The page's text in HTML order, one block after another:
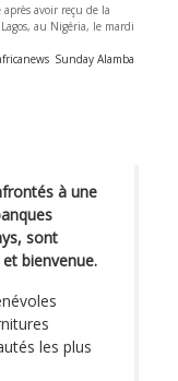
avoir reçu de la
au Nigéria, le mardi
Sunday Alamba
à une
sont
bienvenue.
les plus